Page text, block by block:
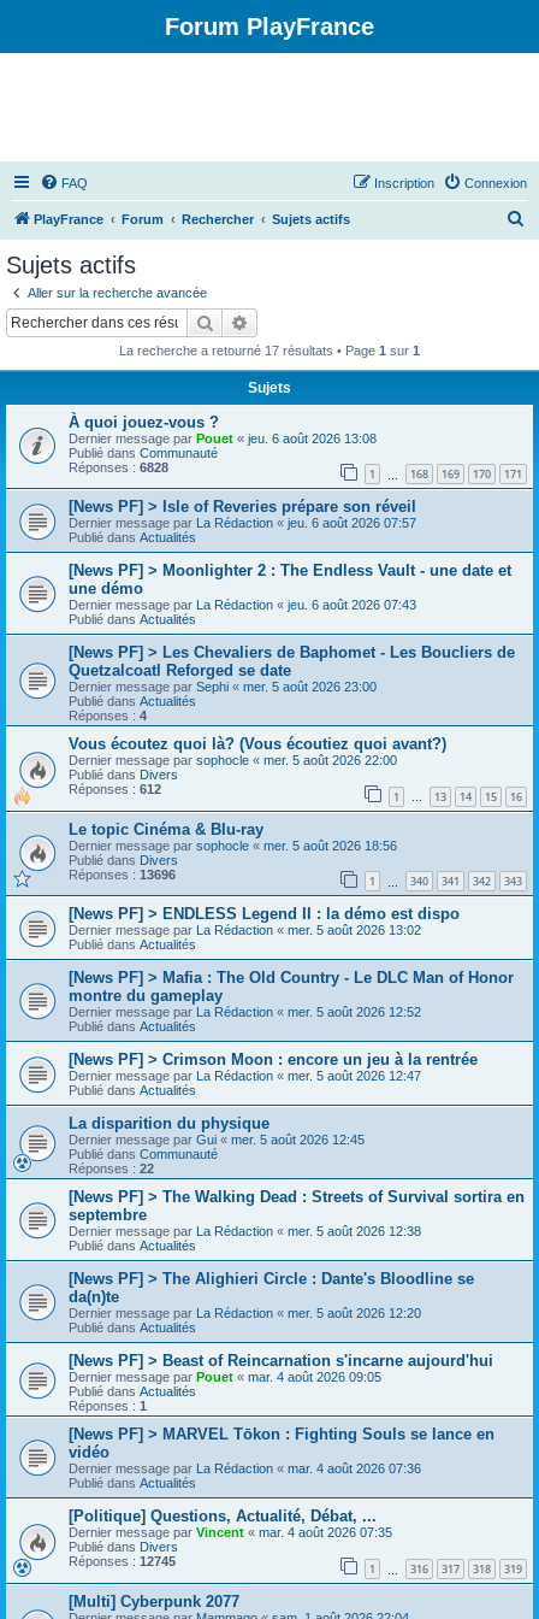
Forum PlayFrance
FAQ Connexion
Inscription
PlayFrance Forum Rechercher Sujets actifs
Sujets actifs
Aller sur la recherche avancée
Rechercher
La recherche a retourné 17 résultats • Page 1 sur 1
Sujets
À quoi jouez-vous ?
Dernier message par Pouet « jeu. 6 août 2026 13:08
Publié dans Communauté
Réponses : 6828 1 168 169 170 171
[News PF] > Isle of Reveries prépare son réveil
Dernier message par La Rédaction « jeu. 6 août 2026 07:57
Publié dans Actualités
[News PF] > Moonlighter 2 : The Endless Vault - une date et
une démo
Dernier message par La Rédaction « jeu. 6 août 2026 07:43
Publié dans Actualités
[News PF] > Les Chevaliers de Baphomet - Les Boucliers de
Quetzalcoatl Reforged se date
Dernier message par Sephi « mer. 5 août 2026 23:00
Publié dans Actualités
Réponses : 4
Vous écoutez quoi là? (Vous écoutiez quoi avant?)
Dernier message par sophocle « mer. 5 août 2026 22:00
Publié dans Divers
Réponses : 612 1 … 13 14 15 16
Le topic Cinéma & Blu-ray
Dernier message par sophocle « mer. 5 août 2026 18:56
Publié dans Divers
Réponses : 13696 1 340 341 342 343
[News PF] > ENDLESS Legend II : la démo est dispo
Dernier message par La Rédaction « mer. 5 août 2026 13:02
Publié dans Actualités
[News PF] > Mafia : The Old Country - Le DLC Man of Honor
montre du gameplay
Dernier message par La Rédaction « mer. 5 août 2026 12:52
Publié dans Actualités
[News PF] > Crimson Moon : encore un jeu à la rentrée
Dernier message par La Rédaction « mer. 5 août 2026 12:47
Publié dans Actualités
La disparition du physique
Dernier message par Gui « mer. 5 août 2026 12:45
Publié dans Communauté
Réponses : 22
[News PF] > The Walking Dead : Streets of Survival sortira en
septembre
Dernier message par La Rédaction « mer. 5 août 2026 12:38
Publié dans Actualités
[News PF] > The Alighieri Circle : Dante's Bloodline se
da(n)te
Dernier message par La Rédaction « mer. 5 août 2026 12:20
Publié dans Actualités
[News PF] > Beast of Reincarnation s'incarne aujourd'hui
Dernier message par Pouet « mar. 4 août 2026 09:05
Publié dans Actualités
Réponses : 1
[News PF] > MARVEL Tōkon : Fighting Souls se lance en
vidéo
Dernier message par La Rédaction « mar. 4 août 2026 07:36
Publié dans Actualités
[Politique] Questions, Actualité, Débat, ...
Dernier message par Vincent « mar. 4 août 2026 07:35
Publié dans Divers
Réponses : 12745 1 316 317 318 319
[Multi] Cyberpunk 2077